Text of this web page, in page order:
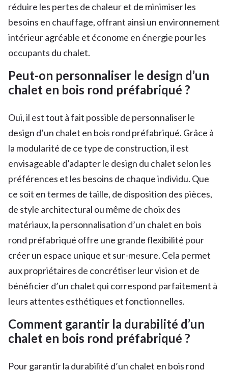
réduire les pertes de chaleur et de minimiser les
besoins en chauffage, offrant ainsi un environnement
intérieur agréable et économe en énergie pour les
occupants du chalet.
Peut-on personnaliser le design d’un
chalet en bois rond préfabriqué ?
Oui, il est tout à fait possible de personnaliser le
design d’un chalet en bois rond préfabriqué. Grâce à
la modularité de ce type de construction, il est
envisageable d’adapter le design du chalet selon les
préférences et les besoins de chaque individu. Que
ce soit en termes de taille, de disposition des pièces,
de style architectural ou même de choix des
matériaux, la personnalisation d’un chalet en bois
rond préfabriqué offre une grande flexibilité pour
créer un espace unique et sur-mesure. Cela permet
aux propriétaires de concrétiser leur vision et de
bénéficier d’un chalet qui correspond parfaitement à
leurs attentes esthétiques et fonctionnelles.
Comment garantir la durabilité d’un
chalet en bois rond préfabriqué ?
Pour garantir la durabilité d’un chalet en bois rond